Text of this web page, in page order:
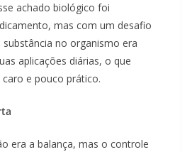
achado biológico foi
mas com um desafio
no organismo era
aplicações diárias, o que
e pouco prático.
era a balança, mas o controle